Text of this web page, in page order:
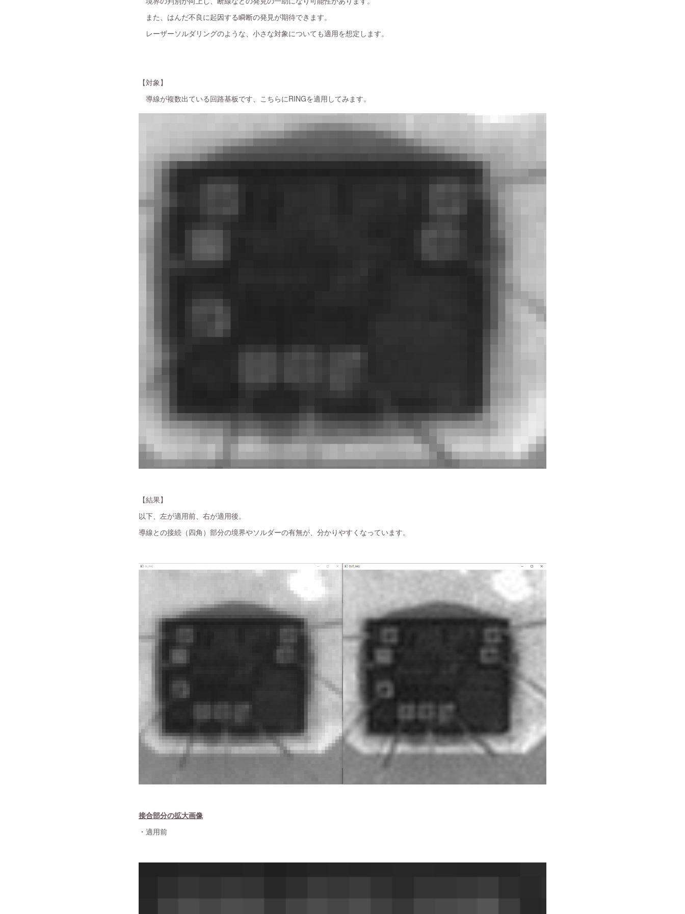
また、はんだ不良に起因する瞬断の発見が期待できます。
レーザーソルダリングのような、小さな対象についても適用を想定します。
【対象】
導線が複数出ている回路基板です、こちらにRINGを適用してみます。
【結果】
以下、左が適用前、右が適用後。
導線との接続（四角）部分の境界やソルダーの有無が、分かりやすくなっています。
接合部分の拡大画像
・適用前